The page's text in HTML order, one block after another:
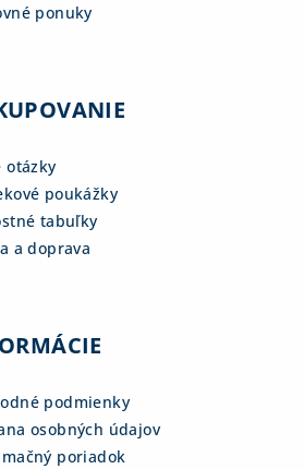
ponuky
otázky
poukážky
tabuľky
a doprava
podmienky
osobných údajov
poriadok